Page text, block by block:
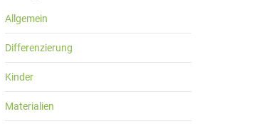
Allgemein
Differenzierung
Kinder
Materialien